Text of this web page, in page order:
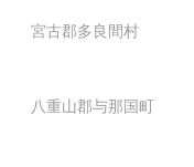
宮古郡多良間村
八重山郡与那国町